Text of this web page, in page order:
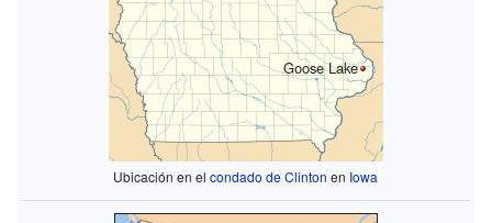
Goose Lake
Ubicación en elcondado de Clinton en Iowa